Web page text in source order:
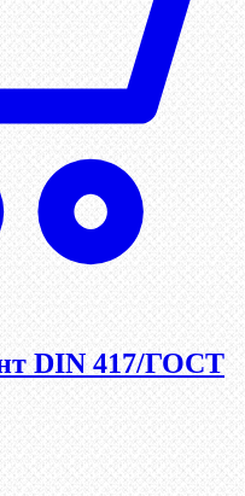
DIN 417/ГОСТ